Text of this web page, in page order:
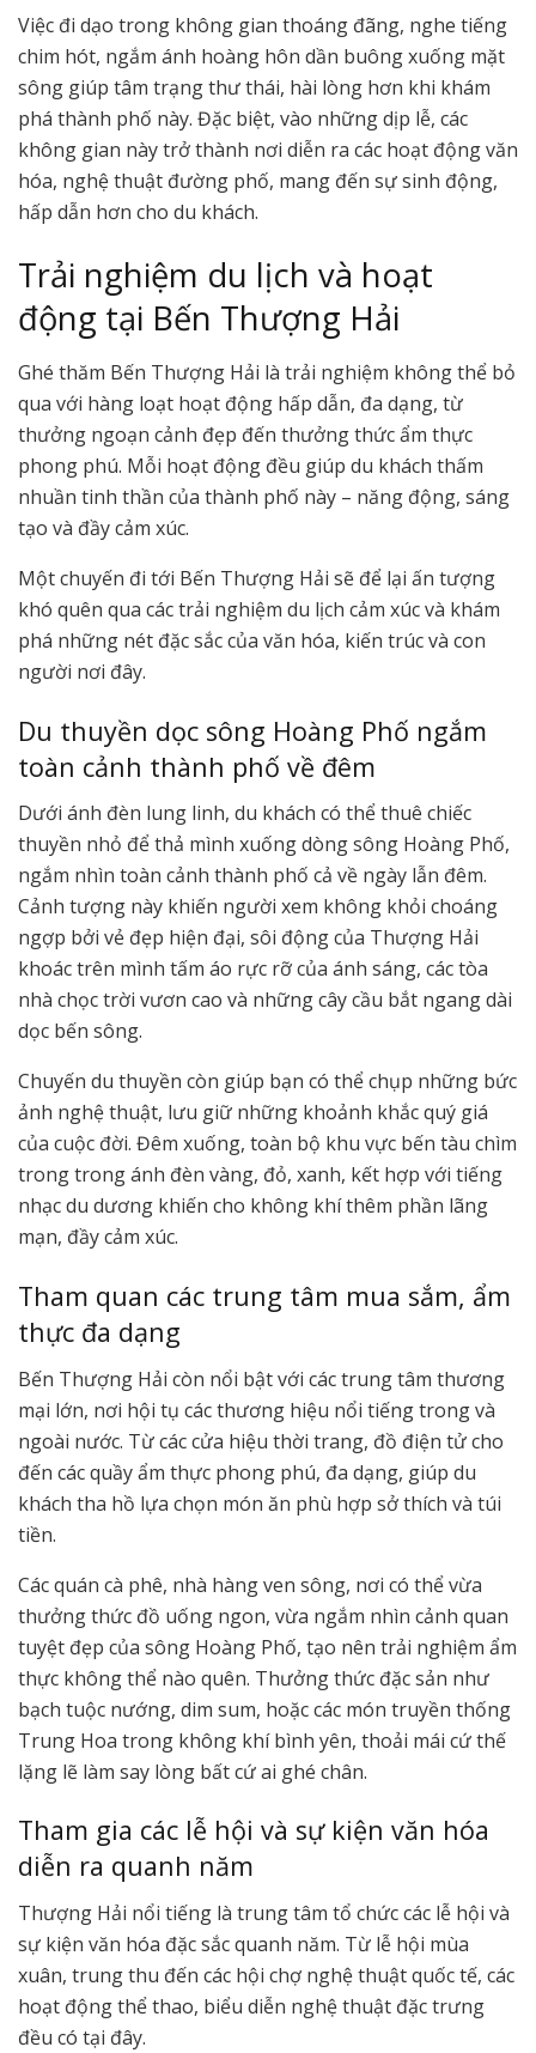
Việc đi dạo trong không gian thoáng đãng, nghe tiếng
chim hót, ngắm ánh hoàng hôn dần buông xuống mặt
sông giúp tâm trạng thư thái, hài lòng hơn khi khám
phá thành phố này. Đặc biệt, vào những dịp lễ, các
không gian này trở thành nơi diễn ra các hoạt động văn
hóa, nghệ thuật đường phố, mang đến sự sinh động,
hấp dẫn hơn cho du khách.
Trải nghiệm du lịch và hoạt
động tại Bến Thượng Hải
Ghé thăm Bến Thượng Hải là trải nghiệm không thể bỏ
qua với hàng loạt hoạt động hấp dẫn, đa dạng, từ
thưởng ngoạn cảnh đẹp đến thưởng thức ẩm thực
phong phú. Mỗi hoạt động đều giúp du khách thấm
nhuần tinh thần của thành phố này – năng động, sáng
tạo và đầy cảm xúc.
Một chuyến đi tới Bến Thượng Hải sẽ để lại ấn tượng
khó quên qua các trải nghiệm du lịch cảm xúc và khám
phá những nét đặc sắc của văn hóa, kiến trúc và con
người nơi đây.
Du thuyền dọc sông Hoàng Phố ngắm
toàn cảnh thành phố về đêm
Dưới ánh đèn lung linh, du khách có thể thuê chiếc
thuyền nhỏ để thả mình xuống dòng sông Hoàng Phố,
ngắm nhìn toàn cảnh thành phố cả về ngày lẫn đêm.
Cảnh tượng này khiến người xem không khỏi choáng
ngợp bởi vẻ đẹp hiện đại, sôi động của Thượng Hải
khoác trên mình tấm áo rực rỡ của ánh sáng, các tòa
nhà chọc trời vươn cao và những cây cầu bắt ngang dài
dọc bến sông.
Chuyến du thuyền còn giúp bạn có thể chụp những bức
ảnh nghệ thuật, lưu giữ những khoảnh khắc quý giá
của cuộc đời. Đêm xuống, toàn bộ khu vực bến tàu chìm
trong trong ánh đèn vàng, đỏ, xanh, kết hợp với tiếng
nhạc du dương khiến cho không khí thêm phần lãng
mạn, đầy cảm xúc.
Tham quan các trung tâm mua sắm, ẩm
thực đa dạng
Bến Thượng Hải còn nổi bật với các trung tâm thương
mại lớn, nơi hội tụ các thương hiệu nổi tiếng trong và
ngoài nước. Từ các cửa hiệu thời trang, đồ điện tử cho
đến các quầy ẩm thực phong phú, đa dạng, giúp du
khách tha hồ lựa chọn món ăn phù hợp sở thích và túi
tiền.
Các quán cà phê, nhà hàng ven sông, nơi có thể vừa
thưởng thức đồ uống ngon, vừa ngắm nhìn cảnh quan
tuyệt đẹp của sông Hoàng Phố, tạo nên trải nghiệm ẩm
thực không thể nào quên. Thưởng thức đặc sản như
bạch tuộc nướng, dim sum, hoặc các món truyền thống
Trung Hoa trong không khí bình yên, thoải mái cứ thế
lặng lẽ làm say lòng bất cứ ai ghé chân.
Tham gia các lễ hội và sự kiện văn hóa
diễn ra quanh năm
Thượng Hải nổi tiếng là trung tâm tổ chức các lễ hội và
sự kiện văn hóa đặc sắc quanh năm. Từ lễ hội mùa
xuân, trung thu đến các hội chợ nghệ thuật quốc tế, các
hoạt động thể thao, biểu diễn nghệ thuật đặc trưng
đều có tại đây.